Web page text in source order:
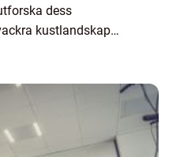
dess
kustlandskap